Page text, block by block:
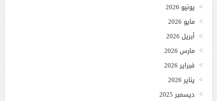
يونيو 2026
مايو 2026
أبريل 2026
مارس 2026
فبراير 2026
يناير 2026
ديسمبر 2025